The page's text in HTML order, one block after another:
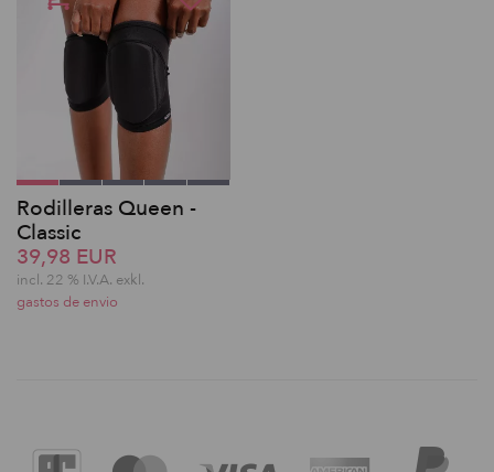
Rodilleras Queen -
Classic
39,98 EUR
incl. 22 % I.V.A. exkl.
gastos de envio